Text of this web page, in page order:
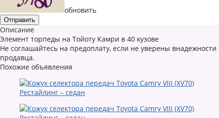
обновить
Описание
Элемент торпеды на Тойоту Камри в 40 кузове
Не соглашайтесь на предоплату, если не уверены внадежности
продавца.
Похожие объявления